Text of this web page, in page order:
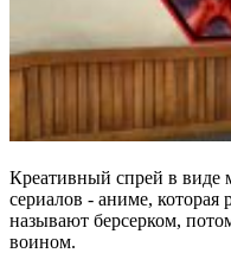
Креативный спрей в виде
сериалов - аниме, которая
называют берсерком,
воином.